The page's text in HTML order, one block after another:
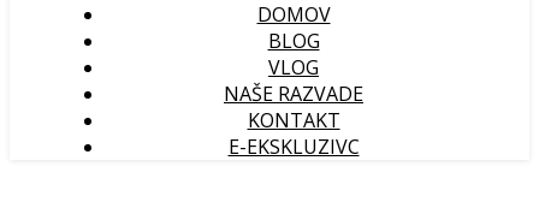
DOMOV
BLOG
VLOG
NAŠE RAZVADE
KONTAKT
E-EKSKLUZIVC